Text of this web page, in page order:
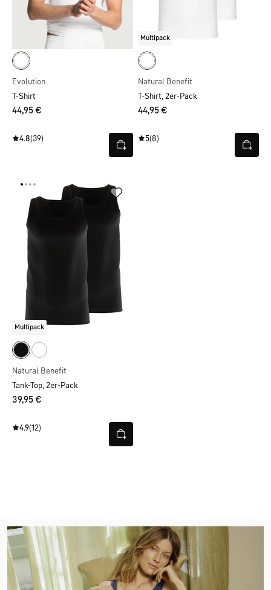
Evolution
T-Shirt
44,95 €
4.8(39)
Multipack
Natural Benefit
T-Shirt, 2er-Pack
44,95 €
5(8)
Multipack
Natural Benefit
Tank-Top, 2er-Pack
39,95 €
4.9(12)